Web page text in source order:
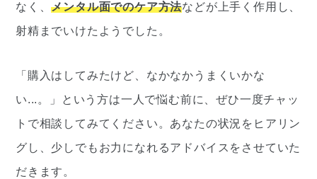
なく、メンタル面でのケア方法などが上手く作用し、
射精までいけたようでした。
「購入はしてみたけど、なかなかうまくいかな
い...。」という方は一人で悩む前に、ぜひ一度チャッ
トで相談してみてください。 あなたの状況をヒアリン
グし、少しでもお力になれるアドバイスをさせていた
だきます。